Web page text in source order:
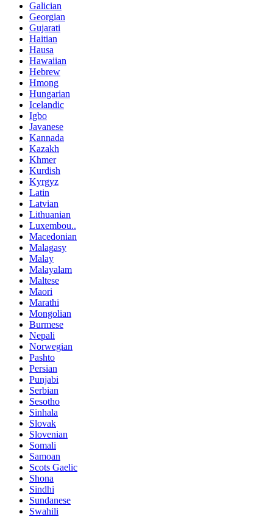
Galician
Georgian
Gujarati
Haitian
Hausa
Hawaiian
Hebrew
Hmong
Hungarian
Icelandic
Igbo
Javanese
Kannada
Kazakh
Khmer
Kurdish
Kyrgyz
Latin
Latvian
Lithuanian
Luxembou..
Macedonian
Malagasy
Malay
Malayalam
Maltese
Maori
Marathi
Mongolian
Burmese
Nepali
Norwegian
Pashto
Persian
Punjabi
Serbian
Sesotho
Sinhala
Slovak
Slovenian
Somali
Samoan
Scots Gaelic
Shona
Sindhi
Sundanese
Swahili